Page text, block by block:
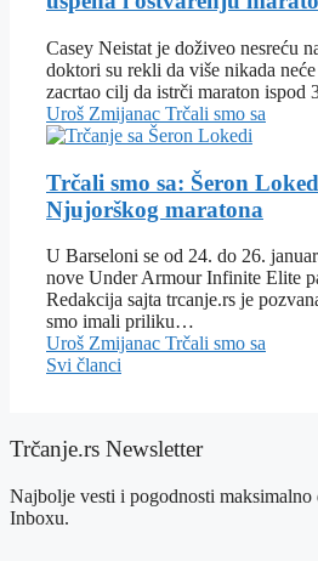
Casey Neistat je doživeo nesreću
doktori su rekli da više nikada
zacrtao cilj da istrči maraton ispod
Uroš Zmijanac Trčali smo sa
Trčali smo sa: Šeron
Njujorškog maratona
U Barseloni se od 24. do 26.
nove Under Armour Infinite Elite
Redakcija sajta trcanje.rs je
smo imali priliku…
Uroš Zmijanac Trčali smo sa
Svi članci
Trčanje.rs Newsletter
Najbolje vesti i pogodnosti maksimalno
Inboxu.